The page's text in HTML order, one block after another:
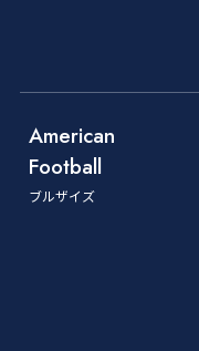
American
Football
ブルザイズ